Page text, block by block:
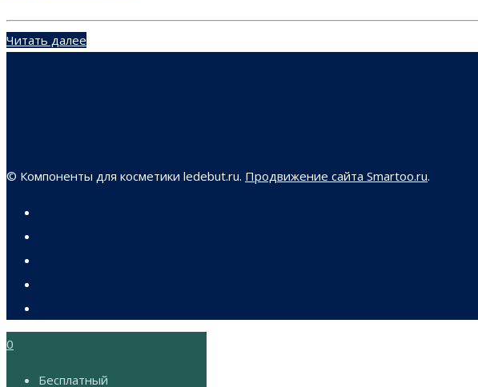
Читать далее
© Компоненты для косметики ledebut.ru. Продвижение сайта Smartoo.ru.
0
Бесплатный